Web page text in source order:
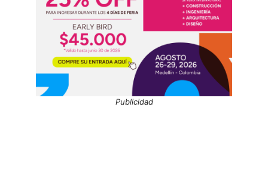
Publicidad